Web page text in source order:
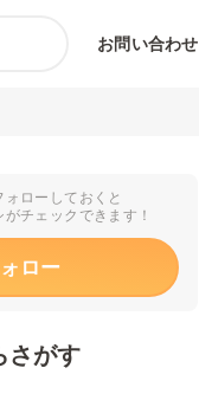
お問い合わせ
ローしておくと
チェックできます！
ロー
さがす